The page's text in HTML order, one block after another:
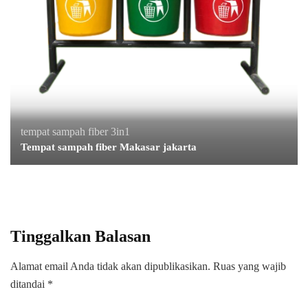
tempat sampah fiber 3in1
Tempat sampah fiber Makasar jakarta
Tinggalkan Balasan
Alamat email Anda tidak akan dipublikasikan. Ruas yang wajib
ditandai *